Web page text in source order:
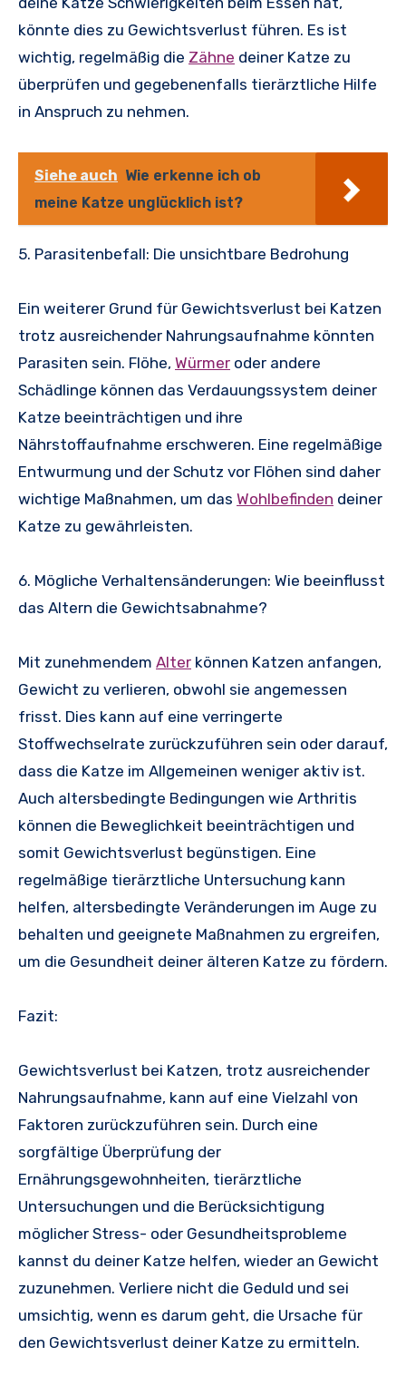
könnte dies zu Gewichtsverlust führen. Es ist
wichtig, regelmäßig die Zähne deiner Katze zu
überprüfen und gegebenenfalls tierärztliche Hilfe
in Anspruch zu nehmen.
Siehe auch Wie erkenne ich ob
meine Katze unglücklich ist?
5. Parasitenbefall: Die unsichtbare Bedrohung
Ein weiterer Grund für Gewichtsverlust bei Katzen
trotz ausreichender Nahrungsaufnahme könnten
Parasiten sein. Flöhe, Würmer oder andere
Schädlinge können das Verdauungssystem deiner
Katze beeinträchtigen und ihre
Nährstoffaufnahme erschweren. Eine regelmäßige
Entwurmung und der Schutz vor Flöhen sind daher
wichtige Maßnahmen, um das Wohlbefinden deiner
Katze zu gewährleisten.
6. Mögliche Verhaltensänderungen: Wie beeinflusst
das Altern die Gewichtsabnahme?
Mit zunehmendem Alter können Katzen anfangen,
Gewicht zu verlieren, obwohl sie angemessen
frisst. Dies kann auf eine verringerte
Stoffwechselrate zurückzuführen sein oder darauf,
dass die Katze im Allgemeinen weniger aktiv ist.
Auch altersbedingte Bedingungen wie Arthritis
können die Beweglichkeit beeinträchtigen und
somit Gewichtsverlust begünstigen. Eine
regelmäßige tierärztliche Untersuchung kann
helfen, altersbedingte Veränderungen im Auge zu
behalten und geeignete Maßnahmen zu ergreifen,
um die Gesundheit deiner älteren Katze zu fördern.
Fazit:
Gewichtsverlust bei Katzen, trotz ausreichender
Nahrungsaufnahme, kann auf eine Vielzahl von
Faktoren zurückzuführen sein. Durch eine
sorgfältige Überprüfung der
Ernährungsgewohnheiten, tierärztliche
Untersuchungen und die Berücksichtigung
möglicher Stress- oder Gesundheitsprobleme
kannst du deiner Katze helfen, wieder an Gewicht
zuzunehmen. Verliere nicht die Geduld und sei
umsichtig, wenn es darum geht, die Ursache für
den Gewichtsverlust deiner Katze zu ermitteln.